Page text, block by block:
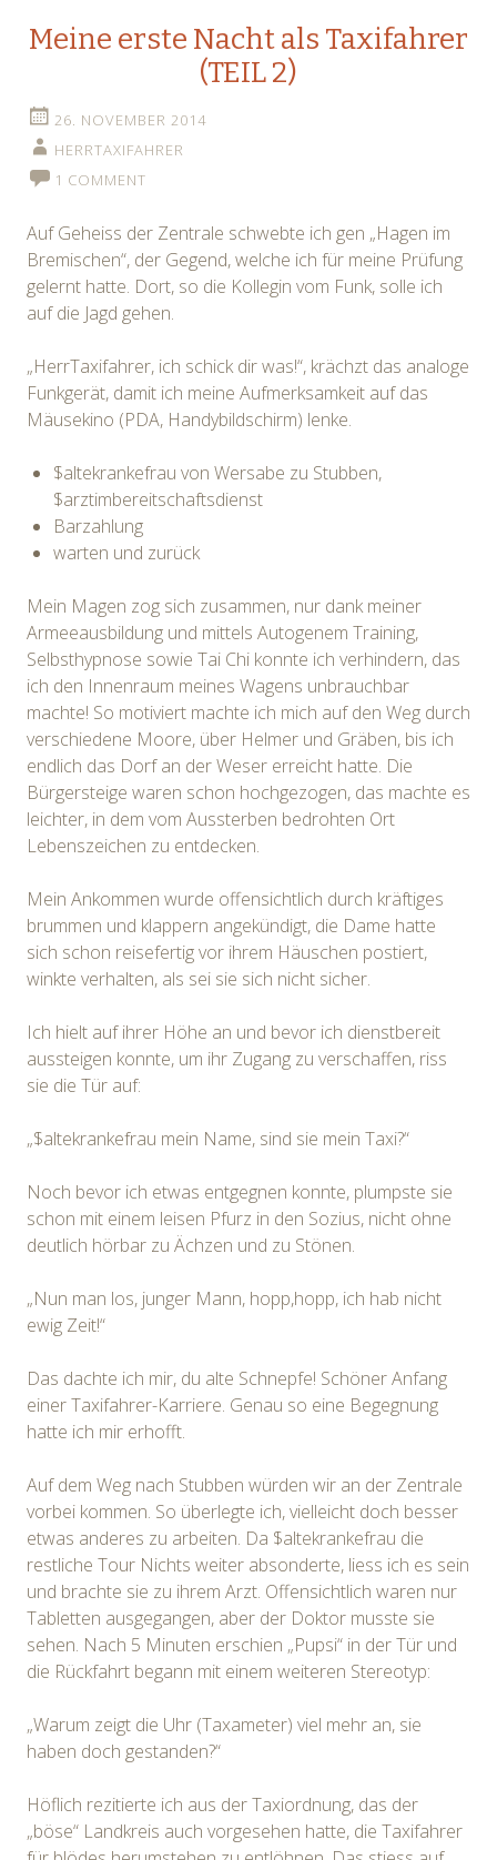
Meine erste Nacht als Taxifahrer
(TEIL 2)
26. NOVEMBER 2014
HERRTAXIFAHRER
1 COMMENT
Auf Geheiss der Zentrale schwebte ich gen „Hagen im
Bremischen“, der Gegend, welche ich für meine Prüfung
gelernt hatte. Dort, so die Kollegin vom Funk, solle ich
auf die Jagd gehen.
„HerrTaxifahrer, ich schick dir was!“, krächzt das analoge
Funkgerät, damit ich meine Aufmerksamkeit auf das
Mäusekino (PDA, Handybildschirm) lenke.
$altekrankefrau von Wersabe zu Stubben,
$arztimbereitschaftsdienst
Barzahlung
warten und zurück
Mein Magen zog sich zusammen, nur dank meiner
Armeeausbildung und mittels Autogenem Training,
Selbsthypnose sowie Tai Chi konnte ich verhindern, das
ich den Innenraum meines Wagens unbrauchbar
machte! So motiviert machte ich mich auf den Weg durch
verschiedene Moore, über Helmer und Gräben, bis ich
endlich das Dorf an der Weser erreicht hatte. Die
Bürgersteige waren schon hochgezogen, das machte es
leichter, in dem vom Aussterben bedrohten Ort
Lebenszeichen zu entdecken.
Mein Ankommen wurde offensichtlich durch kräftiges
brummen und klappern angekündigt, die Dame hatte
sich schon reisefertig vor ihrem Häuschen postiert,
winkte verhalten, als sei sie sich nicht sicher.
Ich hielt auf ihrer Höhe an und bevor ich dienstbereit
aussteigen konnte, um ihr Zugang zu verschaffen, riss
sie die Tür auf:
„$altekrankefrau mein Name, sind sie mein Taxi?“
Noch bevor ich etwas entgegnen konnte, plumpste sie
schon mit einem leisen Pfurz in den Sozius, nicht ohne
deutlich hörbar zu Ächzen und zu Stönen.
„Nun man los, junger Mann, hopp,hopp, ich hab nicht
ewig Zeit!“
Das dachte ich mir, du alte Schnepfe! Schöner Anfang
einer Taxifahrer-Karriere. Genau so eine Begegnung
hatte ich mir erhofft.
Auf dem Weg nach Stubben würden wir an der Zentrale
vorbei kommen. So überlegte ich, vielleicht doch besser
etwas anderes zu arbeiten. Da $altekrankefrau die
restliche Tour Nichts weiter absonderte, liess ich es sein
und brachte sie zu ihrem Arzt. Offensichtlich waren nur
Tabletten ausgegangen, aber der Doktor musste sie
sehen. Nach 5 Minuten erschien „Pupsi“ in der Tür und
die Rückfahrt begann mit einem weiteren Stereotyp:
„Warum zeigt die Uhr (Taxameter) viel mehr an, sie
haben doch gestanden?“
Höflich rezitierte ich aus der Taxiordnung, das der
„böse“ Landkreis auch vorgesehen hatte, die Taxifahrer